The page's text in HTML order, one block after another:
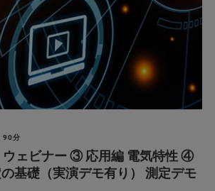
90分
ウェビナー ③ 応用編 電気特性 ④
基礎（実演デモ有り） 測定デモ